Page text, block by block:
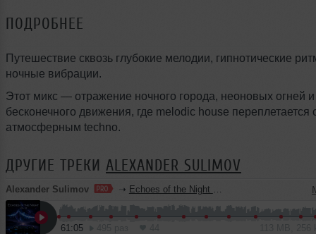
ПОДРОБНЕЕ
Путешествие сквозь глубокие мелодии, гипнотические
ночные вибрации.
Этот микс — отражение ночного города, неоновых огней и
бесконечного движения, где melodic house переплетается
атмосферным techno.
ДРУГИЕ ТРЕКИ ALEXANDER SULIMOV
Alexander Sulimov ➝ Echoes of the Night — Vol. 32
61:05